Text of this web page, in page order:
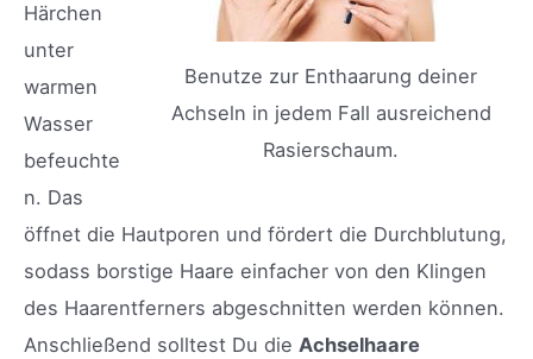
Benutze zur Enthaarung deiner
Achseln in jedem Fall ausreichend
Rasierschaum.
Härchen
unter
warmen
Wasser
befeuchte
n. Das
öffnet die Hautporen und fördert die Durchblutung,
sodass borstige Haare einfacher von den Klingen
des Haarentferners abgeschnitten werden können.
Anschließend solltest Du die Achselhaare